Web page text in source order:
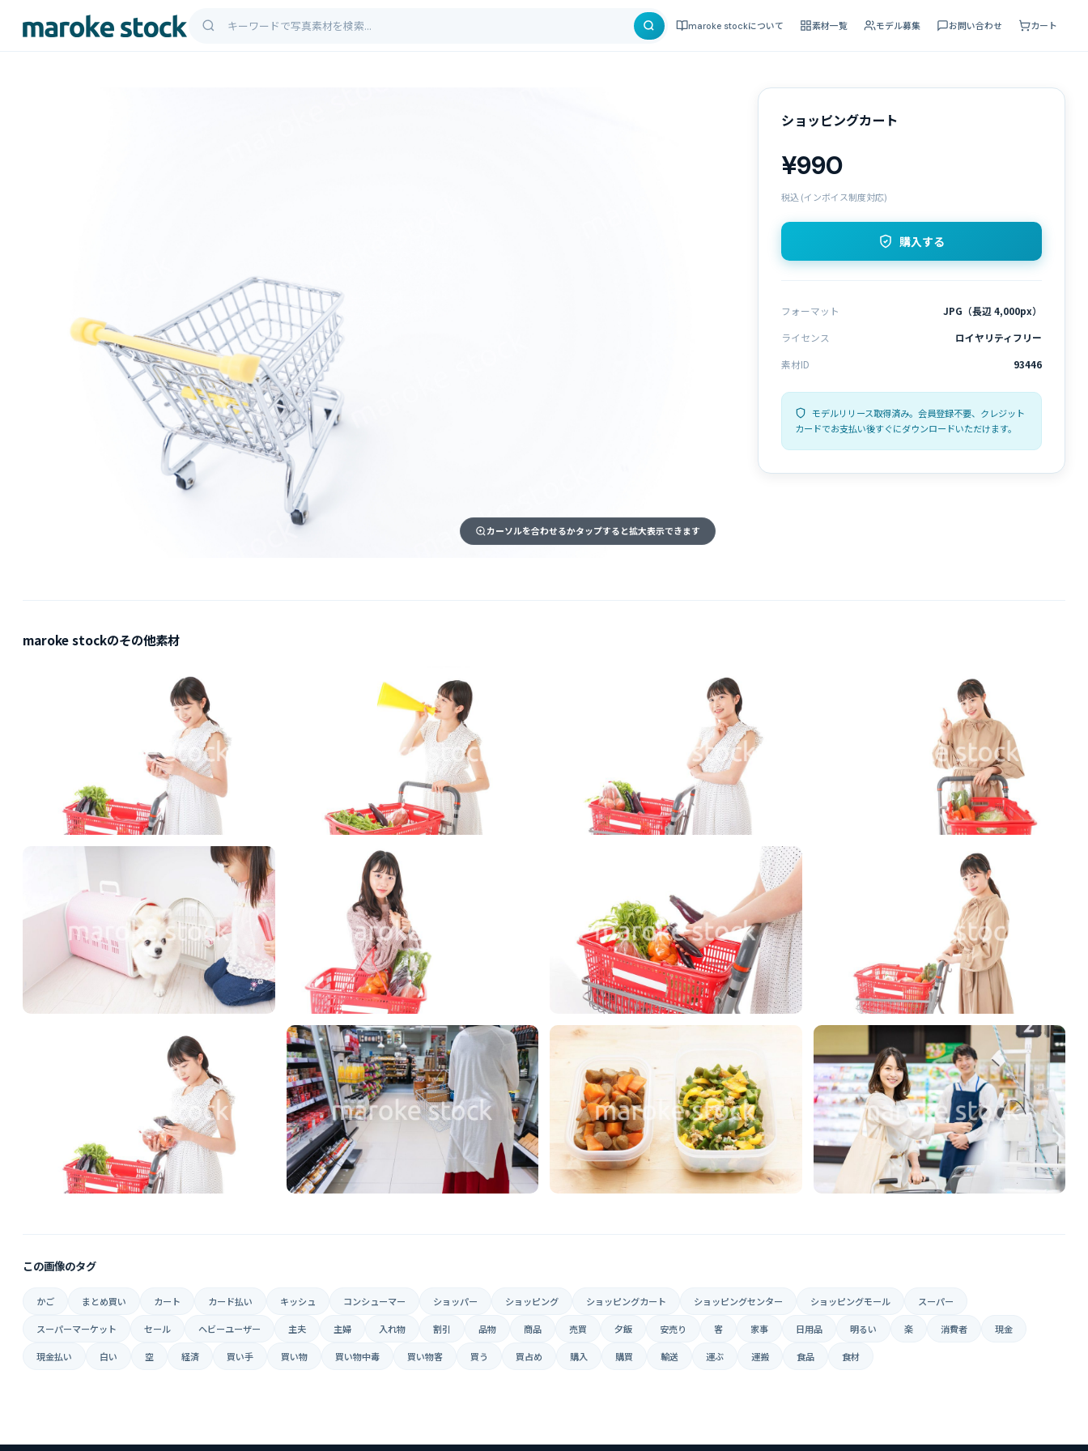
maroke stockについて 素材一覧 モデル募集 お問い合わせ カート
カーソルを合わせるかタップすると拡大表示できます
ショッピングカート
¥990
税込 (インボイス制度対応)
購入する
フォーマット
JPG（長辺 4,000px）
ライセンス
ロイヤリティフリー
素材ID
93446
モデルリリース取得済み。会員登録不要、クレジット
カードでお支払い後すぐにダウンロードいただけます。
maroke stockのその他素材
この画像のタグ
かご まとめ買い カート カード払い キッシュ コンシューマー ショッパー ショッピング ショッピングカート ショッピングセンター ショッピングモール スーパー
スーパーマーケット セール ヘビーユーザー 主夫 主婦 入れ物 割引 品物 商品 売買 夕飯 安売り 客 家事 日用品 明るい 楽 消費者 現金
現金払い 白い 空 経済 買い手 買い物 買い物中毒 買い物客 買う 買占め 購入 購買 輸送 運ぶ 運搬 食品 食材